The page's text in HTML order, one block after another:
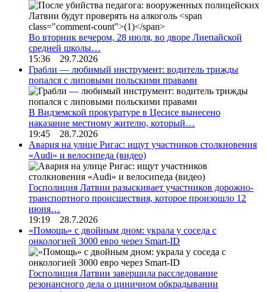
Во вторник вечером, 28 июля, во дворе Лиепайской
средней школы…
15:36 29.7.2026
Грабли — любимый инструмент: водитель трижды
попался с липовыми польскими правами
В Видземской прокуратуре в Цесисе вынесено
наказание местному жителю, который…
19:45 28.7.2026
Авария на улице Ригас: ищут участников столкновения
«Audi» и велосипеда (видео)
Госполиция Латвии разыскивает участников дорожно-
транспортного происшествия, которое произошло 12
июня…
19:19 28.7.2026
«Помощь» с двойным дном: украла у соседа с
онкологией 3000 евро через Smart-ID
Госполиция Латвии завершила расследование
резонансного дела о циничном обкрадывании